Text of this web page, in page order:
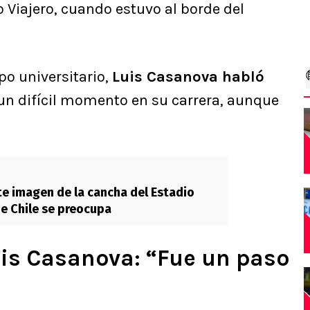
cuando estuvo al borde del
universitario, Luis Casanova habló
difícil momento en su carrera, aunque
imagen de la cancha del Estadio
Chile se preocupa
Casanova: “Fue un paso